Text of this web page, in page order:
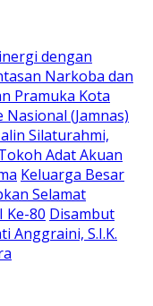
dengan
Narkoba dan
Pramuka Kota
(Jamnas)
Silaturahmi,
Adat Akuan
Keluarga Besar
Selamat
Ke-80 Disambut
Anggraini, S.I.K.